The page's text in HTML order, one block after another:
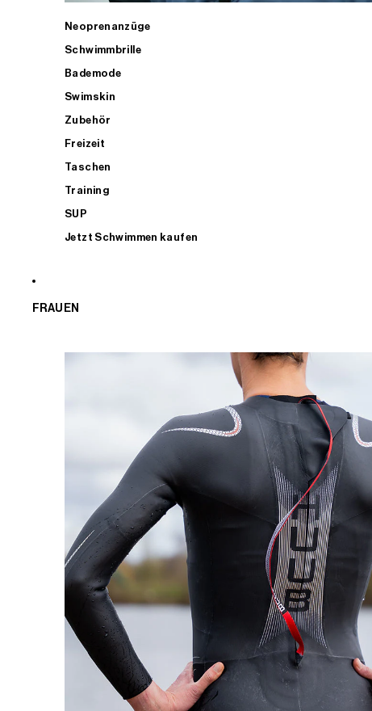
Neoprenanzüge
Schwimmbrille
Bademode
Swimskin
Zubehör
Freizeit
Taschen
Training
SUP
Jetzt Schwimmen kaufen
FRAUEN